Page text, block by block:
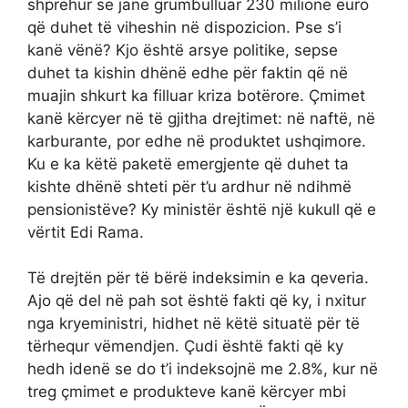
shprehur se janë grumbulluar 230 milionë euro
që duhet të viheshin në dispozicion. Pse s’i
kanë vënë? Kjo është arsye politike, sepse
duhet ta kishin dhënë edhe për faktin që në
muajin shkurt ka filluar kriza botërore. Çmimet
kanë kërcyer në të gjitha drejtimet: në naftë, në
karburante, por edhe në produktet ushqimore.
Ku e ka këtë paketë emergjente që duhet ta
kishte dhënë shteti për t’u ardhur në ndihmë
pensionistëve? Ky ministër është një kukull që e
vërtit Edi Rama.
Të drejtën për të bërë indeksimin e ka qeveria.
Ajo që del në pah sot është fakti që ky, i nxitur
nga kryeministri, hidhet në këtë situatë për të
tërhequr vëmendjen. Çudi është fakti që ky
hedh idenë se do t’i indeksojnë me 2.8%, kur në
treg çmimet e produkteve kanë kërcyer mbi